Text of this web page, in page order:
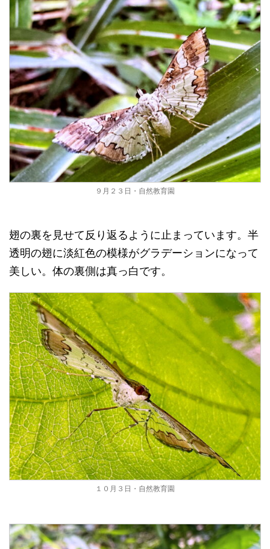
９月２３日・自然教育園
翅の裏を見せて反り返るように止まっています。半
透明の翅に淡紅色の模様がグラデーションになって
美しい。体の裏側は真っ白です。
１０月３日・自然教育園